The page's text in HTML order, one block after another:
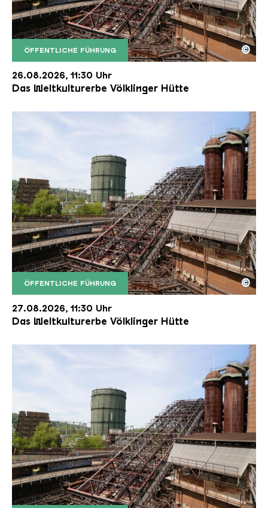
ÖFFENTLICHE FÜHRUNG
Der Erzschrägaufzug der Völklinger Hütte mit
Copyright: Weltkulturerbe Völklinger Hütte | Karl
©
26.08.2026, 11:30 Uhr
Das Weltkulturerbe Völklinger Hütte
ÖFFENTLICHE FÜHRUNG
Der Erzschrägaufzug der Völklinger Hütte mit
Copyright: Weltkulturerbe Völklinger Hütte | Karl
©
27.08.2026, 11:30 Uhr
Das Weltkulturerbe Völklinger Hütte